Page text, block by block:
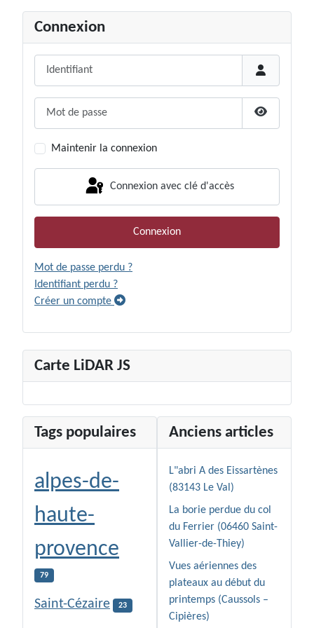
Connexion
Afficher le
Maintenir la connexion
Connexion avec clé d'accès
Connexion
Mot de passe perdu ?
Identifiant perdu ?
Créer un compte
Carte LiDAR JS
Tags populaires
alpes-de-
haute-
provence
79
Saint-Cézaire 23
Anciens articles
L"abri A des Eissartènes
(83143 Le Val)
La borie perdue du col
du Ferrier (06460 Saint-
Vallier-de-Thiey)
Vues aériennes des
plateaux au début du
printemps (Caussols –
Cipières)